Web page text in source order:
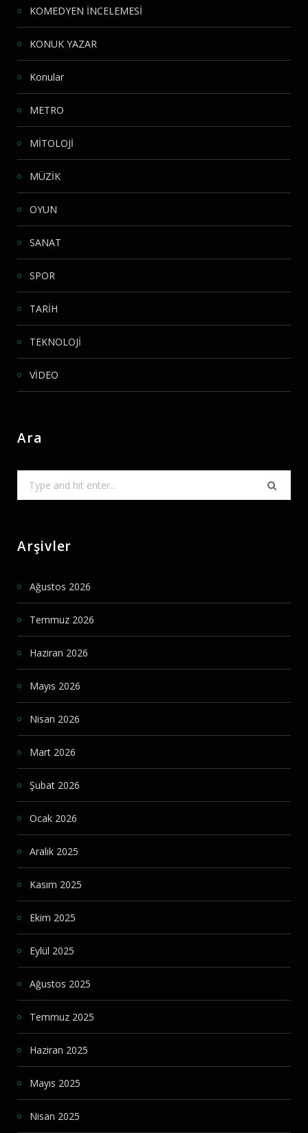
KOMEDYEN İNCELEMESİ
KONUK YAZAR
Konular
METRO
MİTOLOJİ
MÜZİK
OYUN
SANAT
SPOR
TARİH
TEKNOLOJİ
VİDEO
Ara
for:
Arşivler
Ağustos 2026
Temmuz 2026
Haziran 2026
Mayıs 2026
Nisan 2026
Mart 2026
Şubat 2026
Ocak 2026
Aralık 2025
Kasım 2025
Ekim 2025
Eylül 2025
Ağustos 2025
Temmuz 2025
Haziran 2025
Mayıs 2025
Nisan 2025